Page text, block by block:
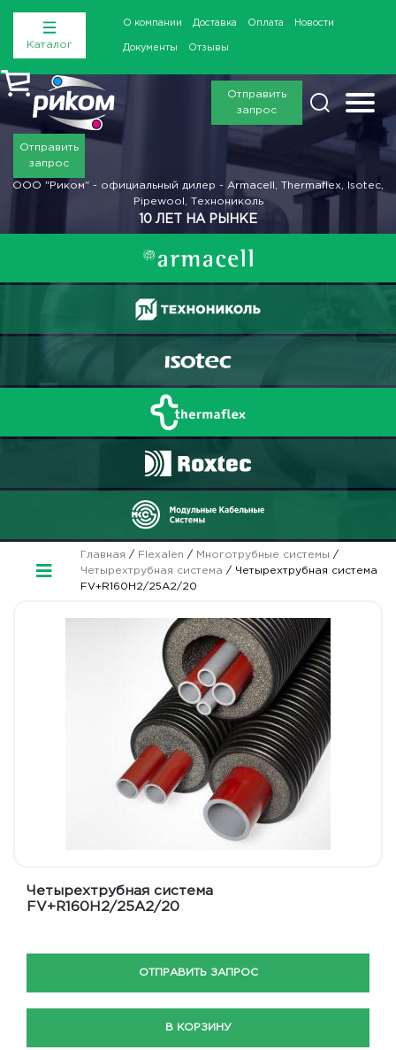
Каталог
О компании Доставка Оплата Новости
Документы Отзывы
Отправить
запрос
Отправить
запрос
ООО "Риком" - официальный дилер - Armacell, Thermaflex, Isotec,
Pipewool, Технониколь
10 ЛЕТ НА РЫНКЕ
Главная / Flexalen / Многотрубные системы /
Четырехтрубная система / Четырехтрубная система
FV+R160H2/25A2/20
Четырехтрубная система
FV+R160H2/25A2/20
ОТПРАВИТЬ ЗАПРОС
В КОРЗИНУ